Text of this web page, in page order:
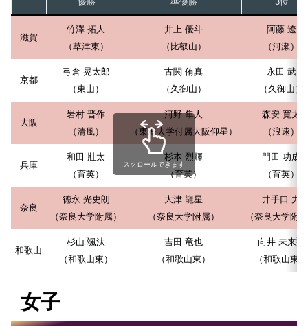
滋賀
竹澤 拓人
（草津東）
井上 優斗
（比叡山）
阿藤 遼
（河瀬）
京都
弓倉 晃太郎
（東山）
古関 侑真
（久御山）
永田 武
（久御山）
大阪
岩村 晋作
（清風）
河野 隼人
（東海大学付属大阪仰星）
森安 寛太
（浪速）
兵庫
和田 壯太
（育英）
杉本 烈輝
（育英）
門田 功成
（育英）
奈良
德永 光史朗
（奈良大学附属）
大津 龍星
（奈良大学附属）
井手口 力
（奈良大学附
和歌山
杉山 颯汰
（和歌山東）
吉田 竜也
（和歌山東）
向井 未来翔
（和歌山東）
スクロールできます
女子